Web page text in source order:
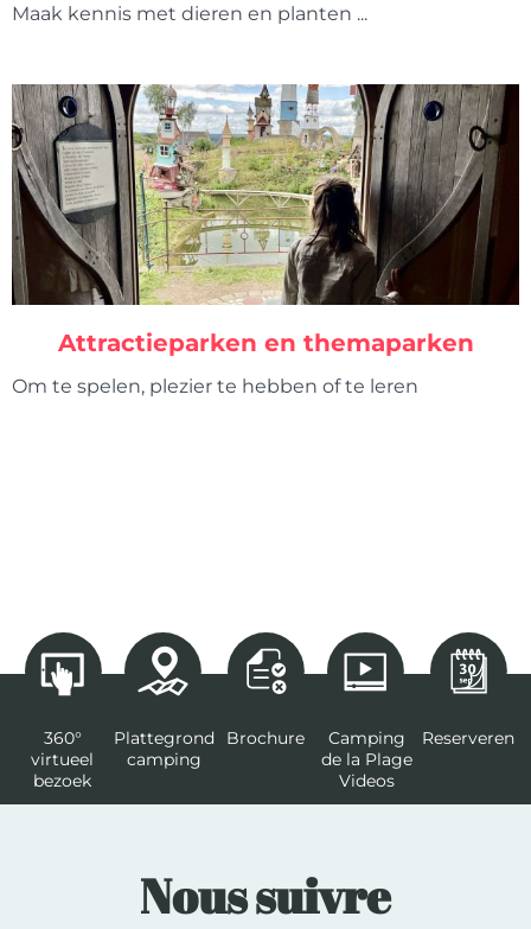
Maak kennis met dieren en planten ...
Attractieparken en themaparken
Om te spelen, plezier te hebben of te leren
360°
virtueel
bezoek
Plattegrond
camping
Brochure
Camping
de la Plage
Videos
Reserveren
Nous suivre